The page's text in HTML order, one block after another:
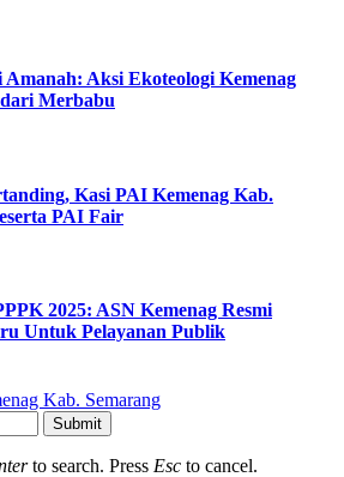
Amanah: Aksi Ekoteologi Kemenag
Merbabu
Kasi PAI Kemenag Kab.
PAI Fair
2025: ASN Kemenag Resmi
Untuk Pelayanan Publik
Kab. Semarang
Submit
to search. Press Esc to cancel.